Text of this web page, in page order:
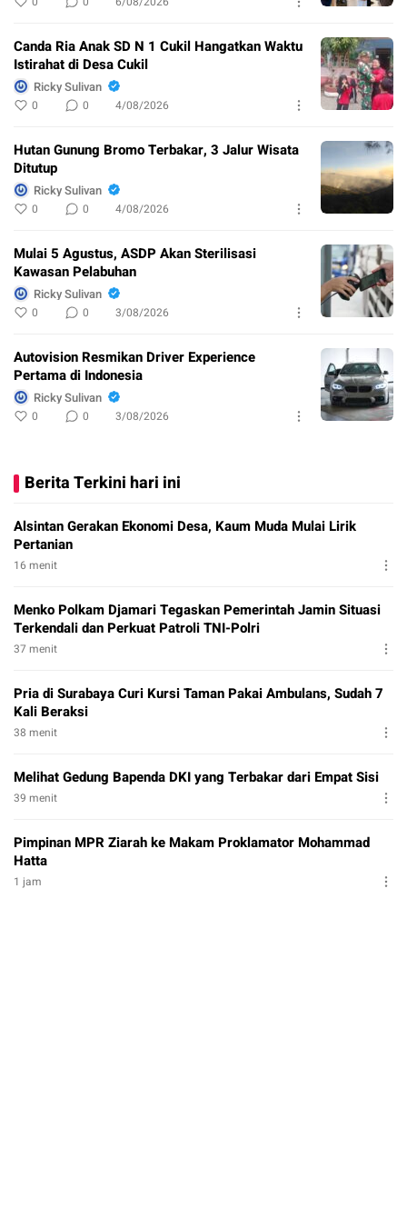
Canda Ria Anak SD N 1 Cukil Hangatkan Waktu
Istirahat di Desa Cukil
Ricky Sulivan
0 0 4/08/2026
Hutan Gunung Bromo Terbakar, 3 Jalur Wisata
Ditutup
Ricky Sulivan
0 0 4/08/2026
Mulai 5 Agustus, ASDP Akan Sterilisasi
Kawasan Pelabuhan
Ricky Sulivan
0 0 3/08/2026
Autovision Resmikan Driver Experience
Pertama di Indonesia
Ricky Sulivan
0 0 3/08/2026
Berita Terkini hari ini
Alsintan Gerakan Ekonomi Desa, Kaum Muda Mulai Lirik
Pertanian
16 menit
Menko Polkam Djamari Tegaskan Pemerintah Jamin Situasi
Terkendali dan Perkuat Patroli TNI-Polri
37 menit
Pria di Surabaya Curi Kursi Taman Pakai Ambulans, Sudah 7
Kali Beraksi
38 menit
Melihat Gedung Bapenda DKI yang Terbakar dari Empat Sisi
39 menit
Pimpinan MPR Ziarah ke Makam Proklamator Mohammad
Hatta
1 jam